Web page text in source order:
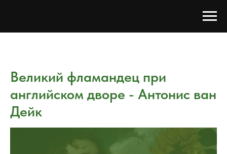
Великий фламандец при
английском дворе - Антонис ван
Дейк